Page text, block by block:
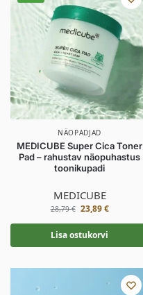
NÄOPADJAD
MEDICUBE Super Cica Toner
Pad – rahustav näopuhastus
toonikupadi
MEDICUBE
28,79€ 23,89€
Lisa ostukorvi